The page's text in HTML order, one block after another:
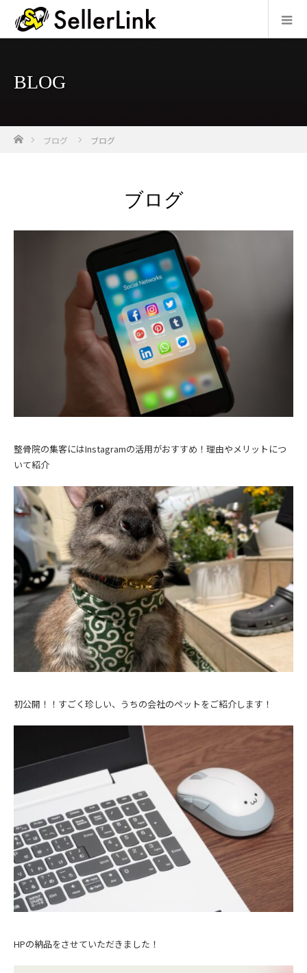
BLOG
ホーム ブログ ブログ
ブログ
整骨院の集客にはInstagramの活用がおすすめ！理由やメリットにつ
いて紹介
初公開！！すごく珍しい、うちの会社のペットをご紹介します！
HPの納品をさせていただきました！